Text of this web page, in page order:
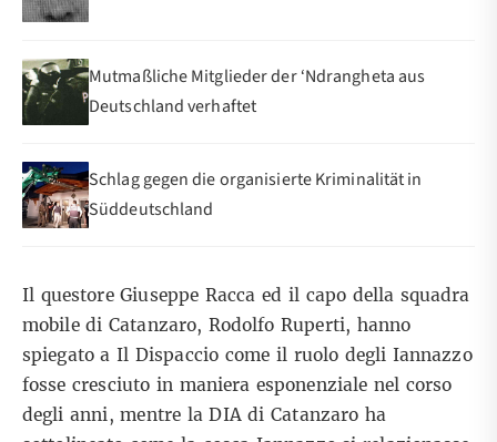
Mutmaßliche Mitglieder der ‘Ndrangheta aus
Deutschland verhaftet
Schlag gegen die organisierte Kriminalität in
Süddeutschland
Il questore Giuseppe Racca ed il capo della squadra
mobile di Catanzaro, Rodolfo Ruperti, hanno
spiegato aIl Dispacciocome il ruolo degli Iannazzo
fosse cresciuto in maniera esponenziale nel corso
degli anni, mentre la DIA di Catanzaro ha